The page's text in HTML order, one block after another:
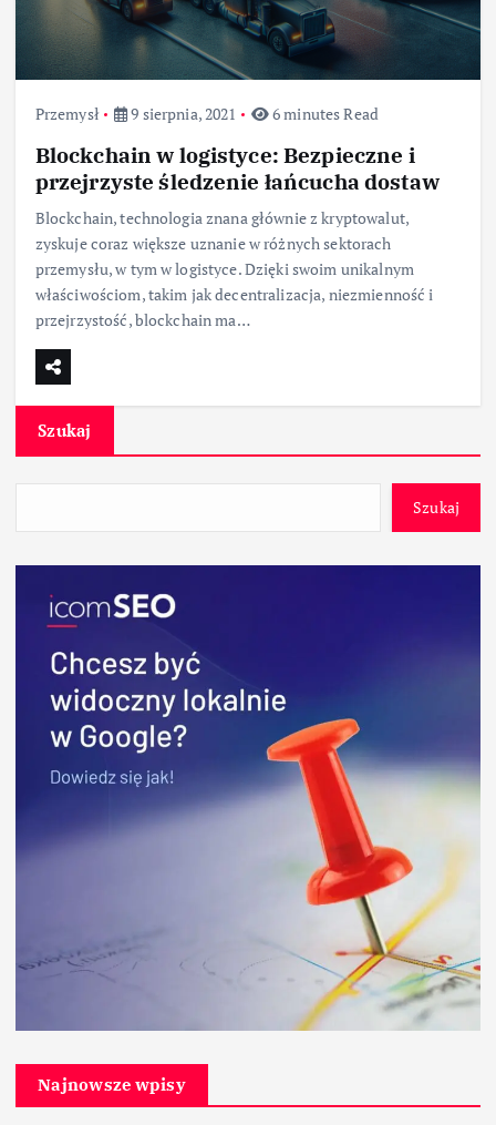
Przemysł 9 sierpnia, 2021 6 minutes Read
Blockchain w logistyce: Bezpieczne i
przejrzyste śledzenie łańcucha dostaw
Blockchain, technologia znana głównie z kryptowalut,
zyskuje coraz większe uznanie w różnych sektorach
przemysłu, w tym w logistyce. Dzięki swoim unikalnym
właściwościom, takim jak decentralizacja, niezmienność i
przejrzystość, blockchain ma…
Szukaj
Szukaj
Najnowsze wpisy